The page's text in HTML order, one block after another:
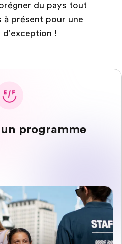
du pays tout
à présent pour une
d'exception !
programme